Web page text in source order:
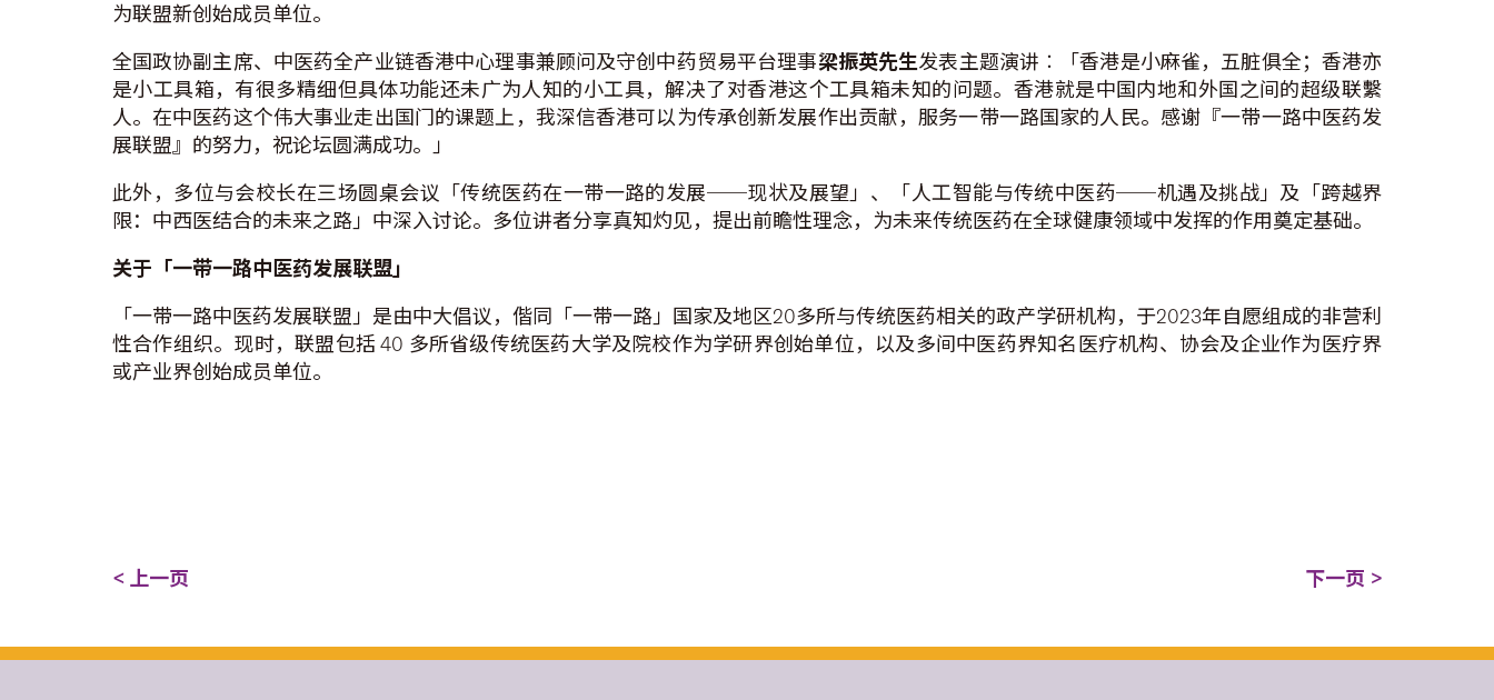
为联盟新创始成员单位。
全国政协副主席、中医药全产业链香港中心理事兼顾问及守创中药贸易平台理事梁振英先生发表主题演讲︰「香港是小麻雀，五脏俱全；香港亦
是小工具箱，有很多精细但具体功能还未广为人知的小工具，解决了对香港这个工具箱未知的问题。香港就是中国内地和外国之间的超级联繫
人。在中医药这个伟大事业走出国门的课题上，我深信香港可以为传承创新发展作出贡献，服务一带一路国家的人民。感谢『一带一路中医药发
展联盟』的努力，祝论坛圆满成功。」
此外，多位与会校长在三场圆桌会议「传统医药在一带一路的发展──现状及展望」、「人工智能与传统中医药──机遇及挑战」及「跨越界
限：中西医结合的未来之路」中深入讨论。多位讲者分享真知灼见，提出前瞻性理念，为未来传统医药在全球健康领域中发挥的作用奠定基础。
关于「一带一路中医药发展联盟」
「一带一路中医药发展联盟」是由中大倡议，偕同「一带一路」国家及地区20多所与传统医药相关的政产学研机构，于2023年自愿组成的非营利
性合作组织。现时，联盟包括 40 多所省级传统医药大学及院校作为学研界创始单位，以及多间中医药界知名医疗机构、协会及企业作为医疗界
或产业界创始成员单位。
< 上一页 下一页 >